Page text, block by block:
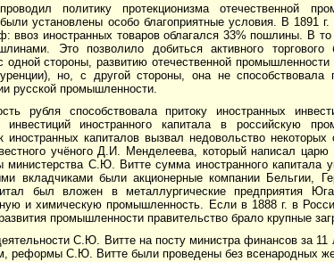
политику протекционизма отечественной
установлены особо благоприятные условия. В 1891 г.
ввоз иностранных товаров облагался 33% пошлины. В
Это позволило добиться активного торгового
одной стороны, развитию отечественной
но, с другой стороны, она не
русской промышленности.
рубля способствовала притоку иностранных
инвестиций иностранного капитала в российскую
иностранных капиталов вызвал недовольство
учёного Д.И. Менделеева, который написал
министерства С.Ю. Витте сумма иностранного капитала
вкладчиками были акционерные компании Бельгии,
был вложен в металлургические предприятия
и химическую промышленность. Если в 1888 г. в
промышленности правительство брало крупные
С.Ю. Витте на посту министра финансов за
реформы С.Ю. Витте были проведены без всенародных